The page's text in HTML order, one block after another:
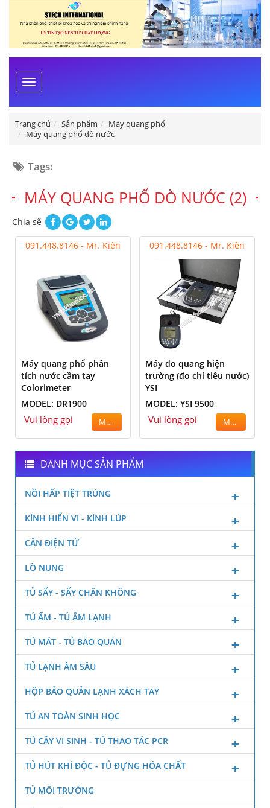
Toggle
navigation
Trang chủ Sản phẩm
Máy quang phổ
Máy quang phổ dò nước
Tags:
MÁY QUANG PHỔ DÒ NƯỚC (2)
Chia sẽ
091.448.8146 - Mr. Kiên
Máy quang phổ phân
tích nước cầm tay
Colorimeter
MODEL: DR1900
Vui lòng gọi MUA
091.448.8146 - Mr. Kiên
Máy đo quang hiện
trường (đo chỉ tiêu nước)
YSI
MODEL: YSI 9500
Vui lòng gọi MUA
DANH MỤC SẢN PHẨM
NỒI HẤP TIỆT TRÙNG
KÍNH HIỂN VI - KÍNH LÚP
CÂN ĐIỆN TỬ
LÒ NUNG
TỦ SẤY - SẤY CHÂN KHÔNG
TỦ ẤM - TỦ ẤM LẠNH
TỦ MÁT - TỦ BẢO QUẢN
TỦ LẠNH ÂM SÂU
HỘP BẢO QUẢN LẠNH XÁCH TAY
TỦ AN TOÀN SINH HỌC
TỦ CẤY VI SINH - TỦ THAO TÁC PCR
TỦ HÚT KHÍ ĐỘC - TỦ ĐỰNG HÓA CHẤT
TỦ MÔI TRƯỜNG